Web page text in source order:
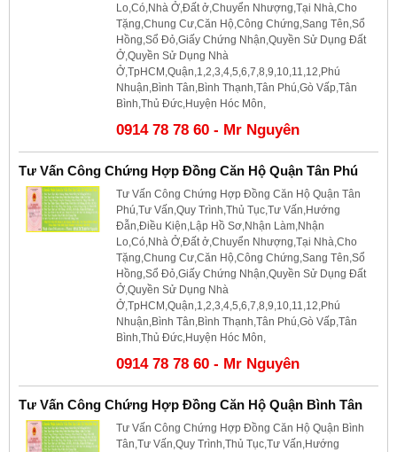
Lo,Có,Nhà Ở,Đất ở,Chuyển Nhượng,Tại Nhà,Cho
Tặng,Chung Cư,Căn Hộ,Công Chứng,Sang Tên,Sổ
Hồng,Sổ Đỏ,Giấy Chứng Nhận,Quyền Sử Dụng Đất
Ở,Quyền Sử Dụng Nhà
Ở,TpHCM,Quận,1,2,3,4,5,6,7,8,9,10,11,12,Phú
Nhuận,Bình Tân,Bình Thạnh,Tân Phú,Gò Vấp,Tân
Bình,Thủ Đức,Huyện Hóc Môn,
0914 78 78 60 - Mr Nguyên
Tư Vấn Công Chứng Hợp Đồng Căn Hộ Quận Tân Phú
Tư Vấn Công Chứng Hợp Đồng Căn Hộ Quận Tân
Phú,Tư Vấn,Quy Trình,Thủ Tục,Tư Vấn,Hướng
Đẫn,Điều Kiện,Lập Hồ Sơ,Nhận Làm,Nhận
Lo,Có,Nhà Ở,Đất ở,Chuyển Nhượng,Tại Nhà,Cho
Tặng,Chung Cư,Căn Hộ,Công Chứng,Sang Tên,Sổ
Hồng,Sổ Đỏ,Giấy Chứng Nhận,Quyền Sử Dụng Đất
Ở,Quyền Sử Dụng Nhà
Ở,TpHCM,Quận,1,2,3,4,5,6,7,8,9,10,11,12,Phú
Nhuận,Bình Tân,Bình Thạnh,Tân Phú,Gò Vấp,Tân
Bình,Thủ Đức,Huyện Hóc Môn,
0914 78 78 60 - Mr Nguyên
Tư Vấn Công Chứng Hợp Đồng Căn Hộ Quận Bình Tân
Tư Vấn Công Chứng Hợp Đồng Căn Hộ Quận Bình
Tân,Tư Vấn,Quy Trình,Thủ Tục,Tư Vấn,Hướng